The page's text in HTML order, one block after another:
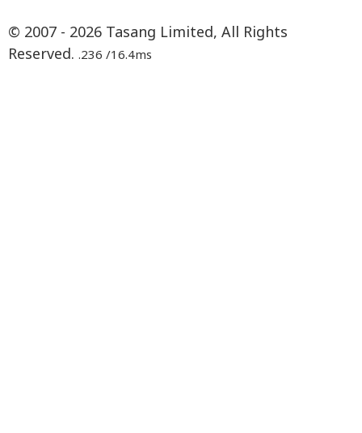
© 2007 - 2026 Tasang Limited, All Rights
Reserved. .236 /16.4ms